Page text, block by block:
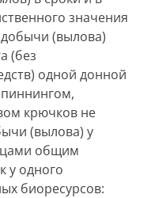
значения
(вылова)
(без
одной донной
крючков не
(вылова) у
общим
у одного
биоресурсов: